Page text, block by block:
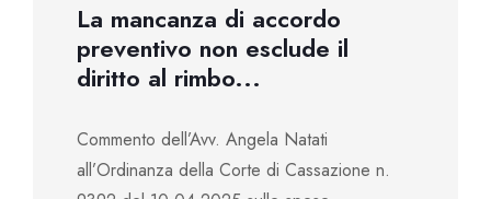
La mancanza di accordo
preventivo non esclude il
diritto al rimbo...
Commento dell’Avv. Angela Natati
all’Ordinanza della Corte di Cassazione n.